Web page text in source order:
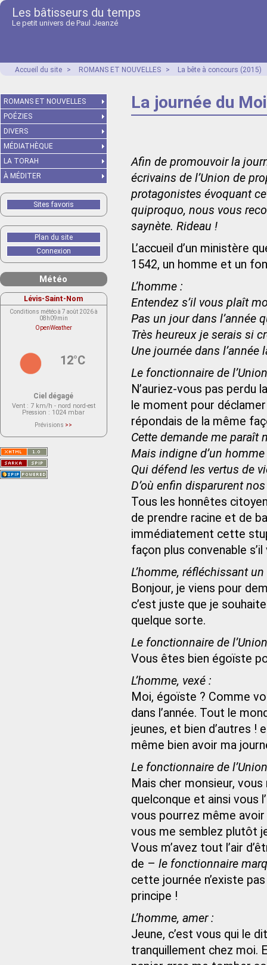
Les bâtisseurs du temps
Le petit univers de Paul Jeanzé
Accueil du site > ROMANS ET NOUVELLES > La bête à concours (2015)
La journée du Moi
Afin de promouvoir la
écrivains de l’Union de
protagonistes évoquant
quiproquo, nous vous
saynète. Rideau !
L’accueil d’un ministère
1542, un homme et un
L’homme :
Entendez s’il vous plaît
Pas un jour dans l’année
Très heureux je serais si
Une journée dans
Le fonctionnaire de
N’auriez-vous pas perdu
le moment pour
répondais de la même
Cette demande me paraît
Mais indigne d’un
Qui défend les vertus de
D’où enfin disparurent
Tous les honnêtes
de prendre racine et de
immédiatement cette
façon plus convenable
L’homme, réfléchissant
Bonjour, je viens pour
c’est juste que je
quelque sorte.
Le fonctionnaire de
Vous êtes bien égoïste
L’homme, vexé :
Moi, égoïste ? Comme
dans l’année. Tout le
jeunes, et bien d’autres !
même bien avoir ma
Le fonctionnaire de
Mais cher monsieur, vous
quelconque et ainsi vous
vous pourrez même avoir
vous me semblez plutôt
Vous m’avez tout l’air
de – le fonctionnaire
cette journée n’existe
principe !
L’homme, amer :
Jeune, c’est vous qui le
tranquillement chez moi.
ROMANS ET NOUVELLES
POÉZIES
DIVERS
MÉDIATHÈQUE
LA TORAH
À MÉDITER
Sites favoris
Plan du site
Connexion
Météo
Lévis-Saint-Nom
Conditions météo à 7 août 2026 à
08h09min
OpenWeather
12°C
Ciel dégagé
Vent : 7 km/h - nord nord-est
Pression : 1024 mbar
Prévisions >>
actuellement aucune prévision
Saint-Nom.
Veuillez consulter le message du
service ci-dessous.
(401 - Invalid API key. Please see
https://openweathermap.org/faq#error401